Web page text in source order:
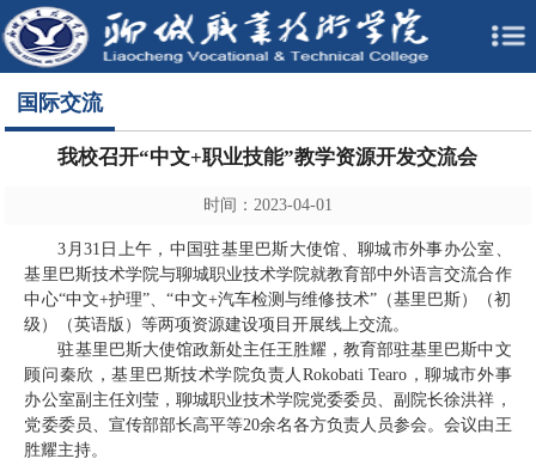
国际交流
我校召开“中文+职业技能”教学资源开发交流会
时间：2023-04-01
3月31日上午，中国驻基里巴斯大使馆、聊城市外事办公室、
基里巴斯技术学院与聊城职业技术学院就教育部中外语言交流合作
中心“中文+护理”、“中文+汽车检测与维修技术”（基里巴斯）（初
级）（英语版）等两项资源建设项目开展线上交流。
驻基里巴斯大使馆政新处主任王胜耀，教育部驻基里巴斯中文
顾问秦欣，基里巴斯技术学院负责人Rokobati Tearo，聊城市外事
办公室副主任刘莹，聊城职业技术学院党委委员、副院长徐洪祥，
党委委员、宣传部部长高平等20余名各方负责人员参会。会议由王
胜耀主持。